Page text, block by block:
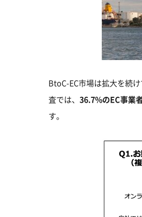
BtoC-EC市場は拡大を続
査では、 36.7%のEC事業
す。